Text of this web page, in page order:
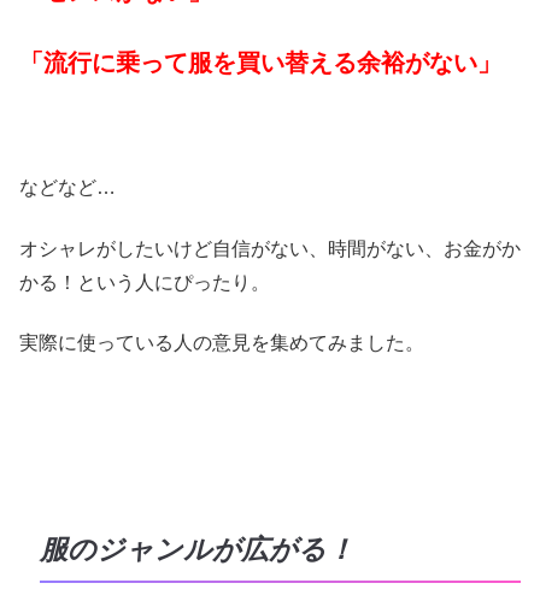
「流行に乗って服を買い替える余裕がない」
などなど…
オシャレがしたいけど自信がない、時間がない、お金がか
かる！という人にぴったり。
実際に使っている人の意見を集めてみました。
服のジャンルが広がる！